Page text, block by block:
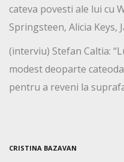
cateva povesti ale lui cu
Springsteen, Alicia Keys,
(interviu) Stefan Caltia:
modest deoparte
pentru a reveni la
CRISTINA BAZAVAN